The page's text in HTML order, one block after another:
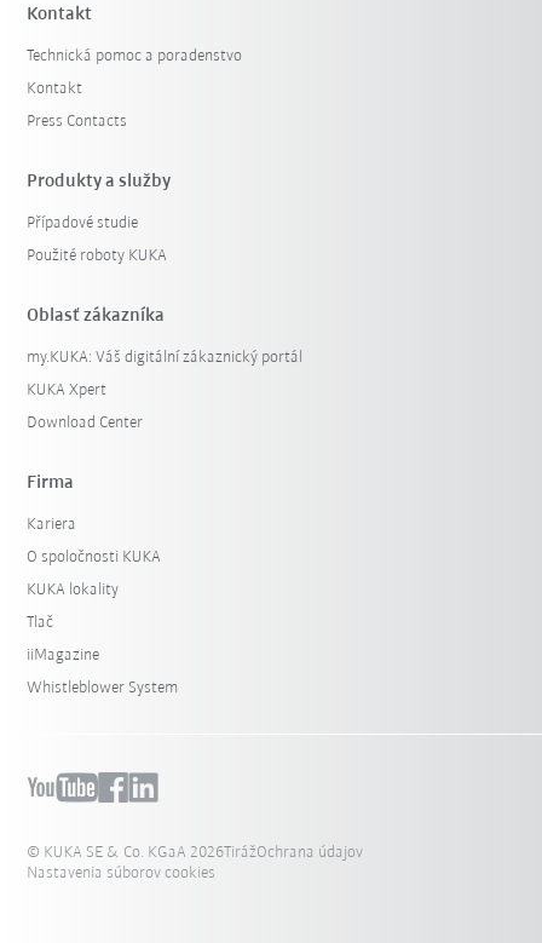
Kontakt
Technická pomoc a poradenstvo
Kontakt
Press Contacts
Produkty a služby
Případové studie
Použité roboty KUKA
Oblasť zákazníka
my.KUKA: Váš digitální zákaznický portál
KUKA Xpert
Download Center
Firma
Kariera
O spoločnosti KUKA
KUKA lokality
Tlač
iiMagazine
Whistleblower System
© KUKA SE & Co. KGaA 2026TirážOchrana údajov
Nastavenia súborov cookies